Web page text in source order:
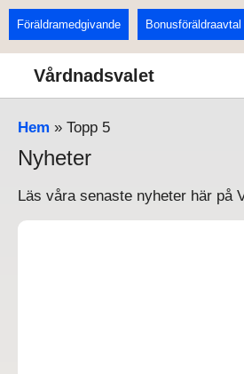
Föräldramedgivande Bonusföräldraavtal
Vårdnadsvalet
Hem » Topp 5
Nyheter
Läs våra senaste nyheter här på